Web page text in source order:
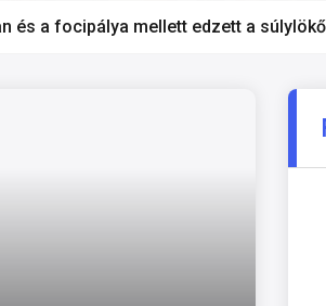
és a focipálya mellett edzett a súlylökő